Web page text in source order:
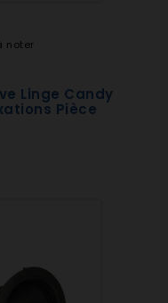
noter
Linge Candy
Pièce